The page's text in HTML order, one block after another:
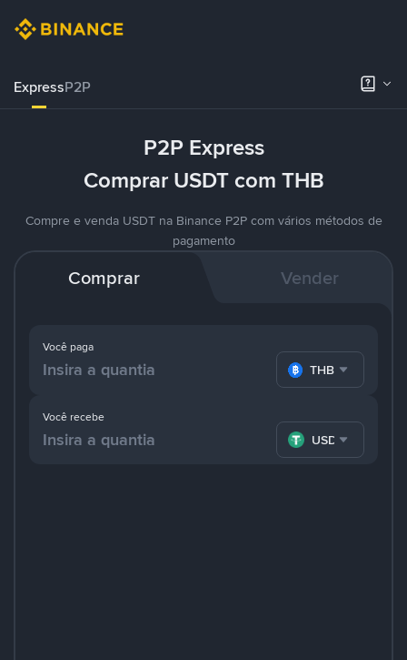
ExpressP2P
P2P Express
Comprar USDT com THB
Compre e venda USDT na Binance P2P com vários métodos de
pagamento
Comprar Vender
Você paga
THB
Você recebe
USDT